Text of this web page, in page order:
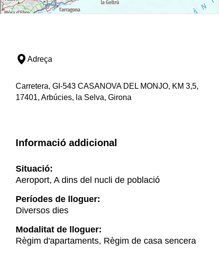
Adreça
Carretera, GI-543 CASANOVA DEL MONJO, KM 3,5,
17401, Arbúcies, la Selva, Girona
Informació addicional
Situació:
Aeroport, A dins del nucli de població
Períodes de lloguer:
Diversos dies
Modalitat de lloguer:
Règim d'apartaments, Règim de casa sencera